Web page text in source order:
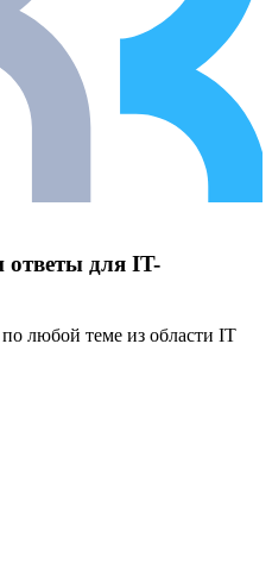
для IT-
любой теме из области IT